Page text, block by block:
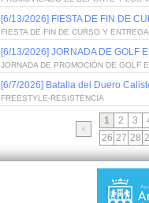
[6/13/2026] FIESTA DE FIN DE
FIESTA DE FIN DE CURSO Y
[6/13/2026] JORNADA DE GOLF
JORNADA DE PROMOCIÓN DE GOLF
[6/7/2026] Batalla del Duero
FREESTYLE-RESISTENCIA
1 2 3
26 27 28